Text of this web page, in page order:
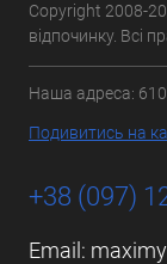
Copyright 2008-
відпочинку. Всі
Наша адреса:
Подивитись на
+38 (097)
Email: